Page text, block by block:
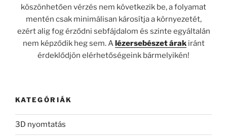
köszönhetően vérzés nem következik be, a folyamat
mentén csak minimálisan károsítja a környezetét,
ezért alig fog érződni sebfájdalom és szinte egyáltalán
nem képződik heg sem. Alézersebészet árakiránt
érdeklődjön elérhetőségeink bármelyikén!
KATEGÓRIÁK
3D nyomtatás